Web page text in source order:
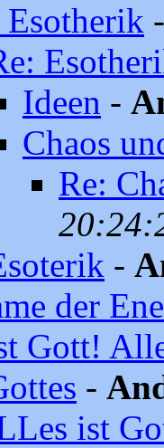
Esotherik
Ideen -
Chaos
Re:
-
der
Gott!
-
ist